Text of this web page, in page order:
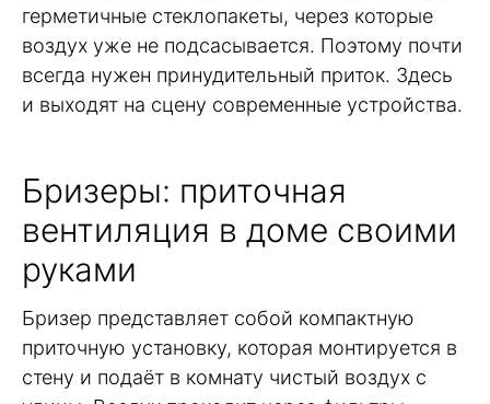
герметичные стеклопакеты, через которые
воздух уже не подсасывается. Поэтому почти
всегда нужен принудительный приток. Здесь
и выходят на сцену современные устройства.
Бризеры: приточная
вентиляция в доме своими
руками
Бризер представляет собой компактную
приточную установку, которая монтируется в
стену и подаёт в комнату чистый воздух с